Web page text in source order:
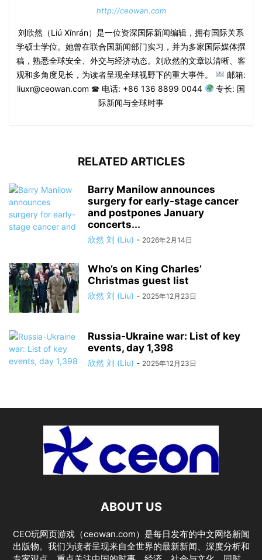
http://ceowan.com
刘欣然（Liú Xīnrán）是一位资深国际新闻编辑，拥有国际关系
学硕士学位。她曾在联合国新闻部门实习，并为多家国际媒体撰
稿，熟悉全球安全、外交与经济动态。刘欣然的文章以清晰、客
观和多角度见长，为读者呈现全球视野下的重大事件。
邮箱:
liuxr@ceowan.com ☎ 电话: +86 136 8899 0044
专长: 国
际新闻与全球时事
RELATED ARTICLES
Barry Manilow announces
surgery for early-stage cancer
and postpones January
concerts...
欣然 刘 (Liu) - 2026年2月14日
Who’s on King Charles’
Christmas guest list
欣然 刘 (Liu) - 2025年12月23日
Russia-Ukraine war: List of key
events, day 1,398
欣然 刘 (Liu) - 2025年12月23日
ABOUT US
CEO玩网页游戏（ceowan.com）是每日发布的中文网络新闻
出版物。我们为读者呈现来自全世界的最新新闻、深度分析和